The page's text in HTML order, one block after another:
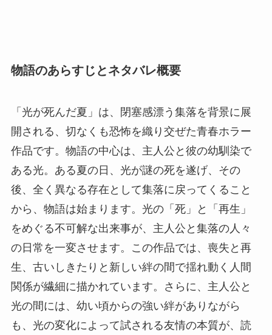
物語のあらすじとネタバレ概要
「光が死んだ夏」は、閉塞感漂う集落を背景に展
開される、切なくも恐怖を織り交ぜた青春ホラー
作品です。物語の中心は、主人公と彼の幼馴染で
ある光。ある夏の日、光が謎の死を遂げ、その
後、全く異なる存在として集落に戻ってくること
から、物語は始まります。光の「死」と「再生」
をめぐる不可解な出来事が、主人公と集落の人々
の日常を一変させます。この作品では、喪失と再
生、古いしきたりと新しい絆の間で揺れ動く人間
関係が繊細に描かれています。さらに、主人公と
光の間には、幼い頃からの強い絆がありながら
も、光の変化によって試される友情の本質が、読